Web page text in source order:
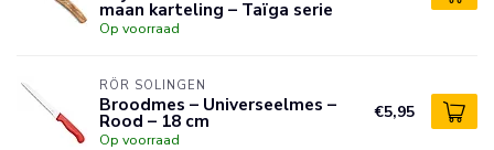
maan karteling – Taïga serie
Op voorraad
RÖR SOLINGEN
Broodmes – Universeelmes –
Rood – 18 cm
Op voorraad
€5,95